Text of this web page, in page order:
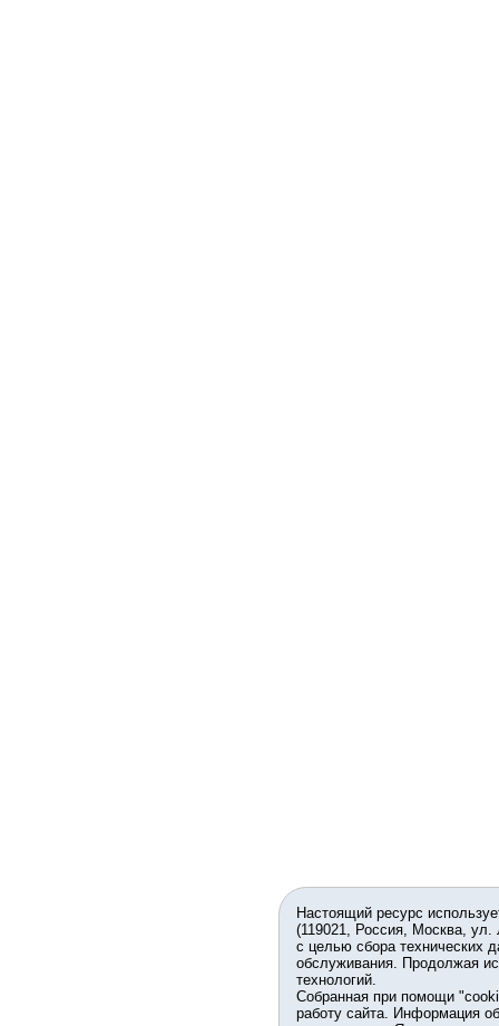
Настоящий ресурс
(119021, Россия, Москва,
с целью сбора технических
обслуживания. Продолжая
технологий.
Собранная при помощи
работу сайта. Информация